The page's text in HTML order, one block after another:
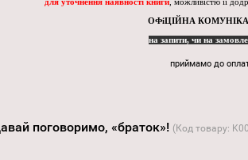
для уточнення наявності книги, можливістю її
ОФіЦІЙНА
на запити, чи на
приймамо до
поговоримо, «браток»! (Код товару: